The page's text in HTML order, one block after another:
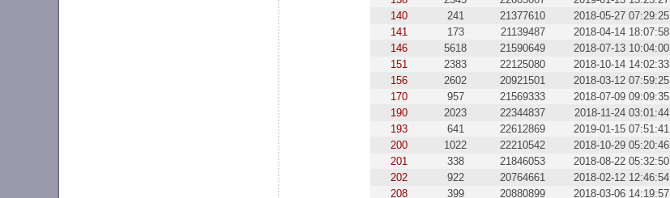
140
241 21377610 2018-05-27 07:29:25
141
173 21139487 2018-04-14 18:07:58
146
5618 21590649 2018-07-13 10:04:00
151
2383 22125080 2018-10-14 14:02:33
156
2602 20921501 2018-03-12 07:59:25
170
957 21569333 2018-07-09 09:09:35
190
2023 22344837 2018-11-24 03:01:44
193
641 22612869 2019-01-15 07:51:41
200
1022 22210542 2018-10-29 05:20:46
201
338 21846053 2018-08-22 05:32:50
202
922 20764661 2018-02-12 12:46:54
208
399 20880899 2018-03-06 14:19:57